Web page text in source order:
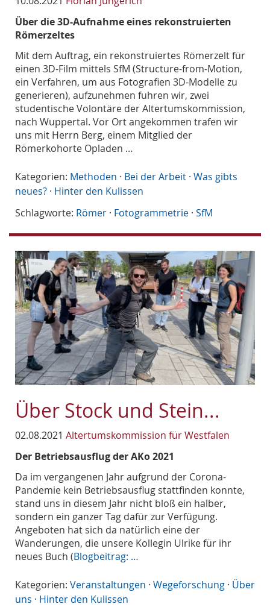
Über die 3D-Aufnahme eines rekonstruierten
Römerzeltes
Mit dem Auftrag, ein rekonstruiertes Römerzelt für
einen 3D-Film mittels SfM (Structure-from-Motion,
ein Verfahren, um aus Fotografien 3D-Modelle zu
generieren), aufzunehmen fuhren wir, zwei
studentische Volontäre der Altertumskommission,
nach Wuppertal. Vor Ort angekommen trafen wir
uns mit Herrn Berg, einem Mitglied der
Römerkohorte Opladen …
Kategorien: Methoden · Bei der Arbeit · Was gibts
neues? · Hinter den Kulissen
Schlagworte: Römer · Fotogrammetrie · SfM
Über Stock und Stein...
02.08.2021 Altertumskommission für Westfalen
Der Betriebsausflug der AKo 2021
Da im vergangenen Jahr aufgrund der Corona-
Pandemie kein Betriebsausflug stattfinden konnte,
stand uns in diesem Jahr nicht bloß ein halber,
sondern ein ganzer Tag dafür zur Verfügung.
Angeboten hat sich da natürlich eine der
Wanderungen, die unsere Kollegin Ulrike für ihr
neues Buch (Blogbeitrag: …
Kategorien: Veranstaltungen · Wegeforschung · Über
uns · Hinter den Kulissen